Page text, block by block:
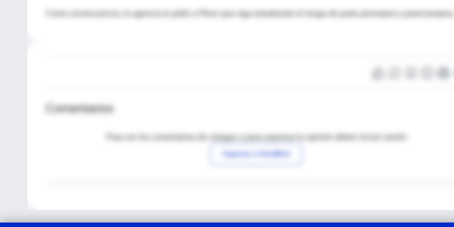
Como consecuencia, la agencia le pidió a Pfizer que siga estudiando el riesgo de parto prematuro y
Comentarios
Para ver los comentarios de colegas o para expresar tu opinión debes iniciar sesión
Ingresar a IntraMed